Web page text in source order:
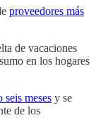
proveedores más
de vacaciones
en los hogares
meses y se
de los